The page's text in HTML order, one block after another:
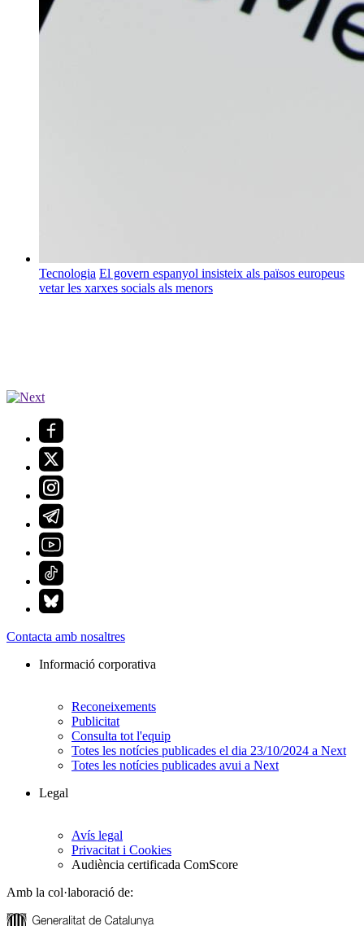
Tecnologia El govern espanyol insisteix als països europeus
vetar les xarxes socials als menors
Contacta amb nosaltres
Informació corporativa
Reconeixements
Publicitat
Consulta tot l'equip
Totes les notícies publicades el dia 23/10/2024 a Next
Totes les notícies publicades avui a Next
Legal
Avís legal
Privacitat i Cookies
Audiència certificada ComScore
Amb la col·laboració de: